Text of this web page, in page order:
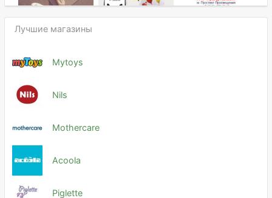
Лучшие магазины
Mytoys
Nils
Mothercare
Acoola
Piglette